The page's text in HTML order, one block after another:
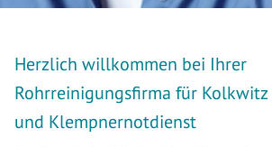
Herzlich willkommen bei Ihrer
Rohrreinigungsfirma für
und Klempnernotdienst